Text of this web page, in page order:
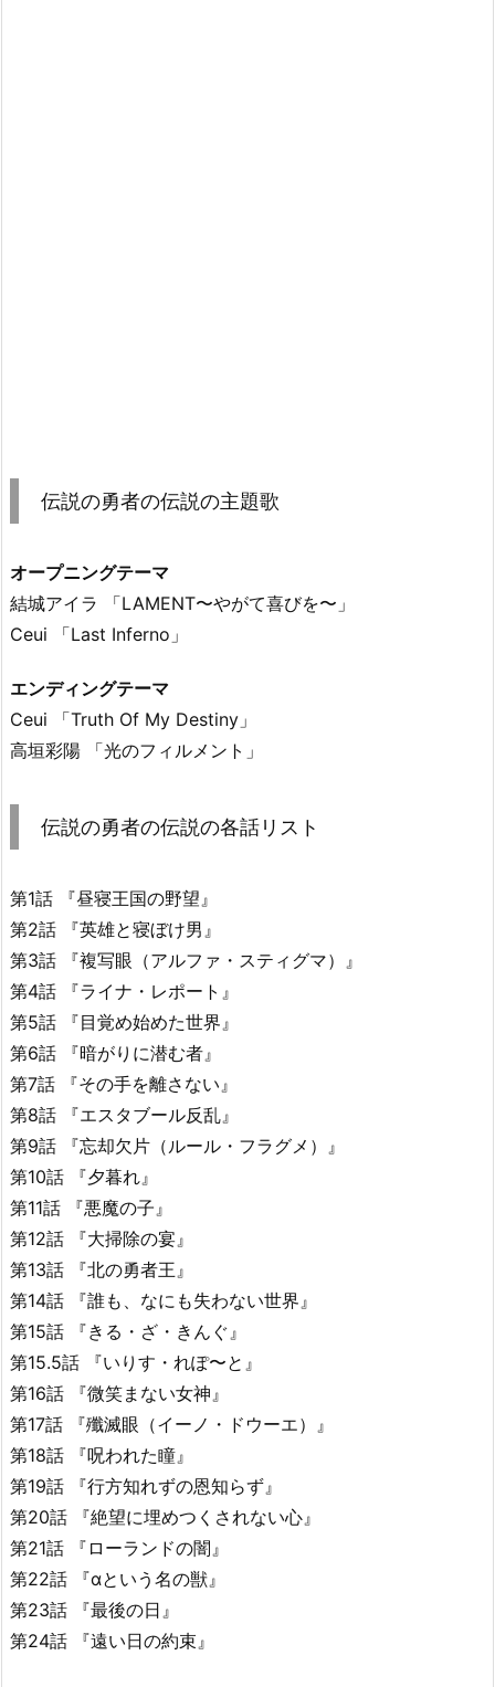
伝説の勇者の伝説の主題歌
オープニングテーマ
結城アイラ 「LAMENT〜やがて喜びを〜」
Ceui 「Last Inferno」
エンディングテーマ
Ceui 「Truth Of My Destiny」
高垣彩陽 「光のフィルメント」
伝説の勇者の伝説の各話リスト
第1話 『昼寝王国の野望』
第2話 『英雄と寝ぼけ男』
第3話 『複写眼（アルファ・スティグマ）』
第4話 『ライナ・レポート』
第5話 『目覚め始めた世界』
第6話 『暗がりに潜む者』
第7話 『その手を離さない』
第8話 『エスタブール反乱』
第9話 『忘却欠片（ルール・フラグメ）』
第10話 『夕暮れ』
第11話 『悪魔の子』
第12話 『大掃除の宴』
第13話 『北の勇者王』
第14話 『誰も、なにも失わない世界』
第15話 『きる・ざ・きんぐ』
第15.5話 『いりす・れぽ〜と』
第16話 『微笑まない女神』
第17話 『殲滅眼（イーノ・ドウーエ）』
第18話 『呪われた瞳』
第19話 『行方知れずの恩知らず』
第20話 『絶望に埋めつくされない心』
第21話 『ローランドの闇』
第22話 『αという名の獣』
第23話 『最後の日』
第24話 『遠い日の約束』